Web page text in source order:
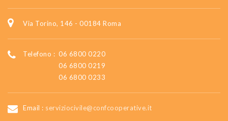
Via Torino, 146 - 00184 Roma
Telefono : 06 6800 0220
06 6800 0219
06 6800 0233
Email : serviziocivile@confcooperative.it